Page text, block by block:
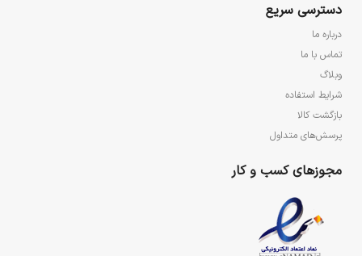
دسترسی سریع
درباره ما
تماس با ما
وبلاگ
شرایط استفاده
بازگشت کالا
پرسش‌های متداول
مجوزهای کسب و کار